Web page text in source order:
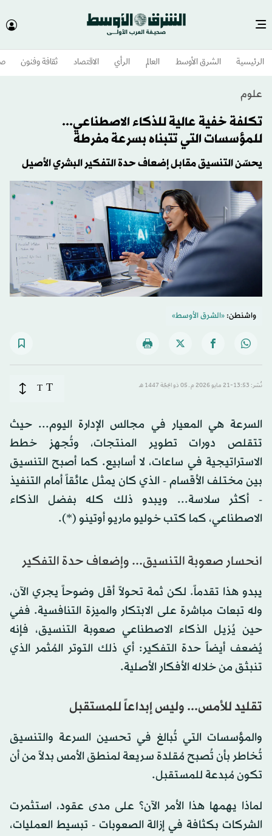
الرئيسية الشرق الأوسط​ العالم الرأي الاقتصاد ثقافة وفنون
علوم
تكلفة خفية عالية للذكاء الاصطناعي...
للمؤسسات التي تتبناه بسرعة مفرطة
يحسّن التنسيق مقابل إضعاف حدة التفكير البشري الأصيل
واشنطن:«الشرق الأوسط»
نُشر: 13:53-21 مايو 2026 م ـ 05 ذو الحِجّة 1447 هـ T
T
السرعة هي المعيار في مجالس الإدارة اليوم... حيث
تتقلص دورات تطوير المنتجات، وتُجهز خطط
الاستراتيجية في ساعات، لا أسابيع. كما أصبح التنسيق
بين مختلف الأقسام - الذي كان يمثل عائقاً أمام التنفيذ
- أكثر سلاسة... ويبدو ذلك كله بفضل الذكاء
الاصطناعي، كما كتب خوليو ماريو أوتينو (*).
انحسار صعوبة التنسيق... وإضعاف حدة التفكير
يبدو هذا تقدماً. لكن ثمة تحولاً أقل وضوحاً يجري الآن،
وله تبعات مباشرة على الابتكار والميزة التنافسية. ففي
حين يُزيل الذكاء الاصطناعي صعوبة التنسيق، فإنه
يُضعف أيضاً حدة التفكير: أي ذلك التوتر المُثمر الذي
تنبثق من خلاله الأفكار الأصلية.
تقليد للأمس... وليس إبداعاً للمستقبل
والمؤسسات التي تُبالغ في تحسين السرعة والتنسيق
تُخاطر بأن تُصبح مُقلدة سريعة لمنطق الأمس بدلاً من أن
تكون مُبدعة للمستقبل.
لماذا يهمها هذا الأمر الآن؟ على مدى عقود، استثمرت
الشركات بكثافة في إزالة الصعوبات - تبسيط العمليات،